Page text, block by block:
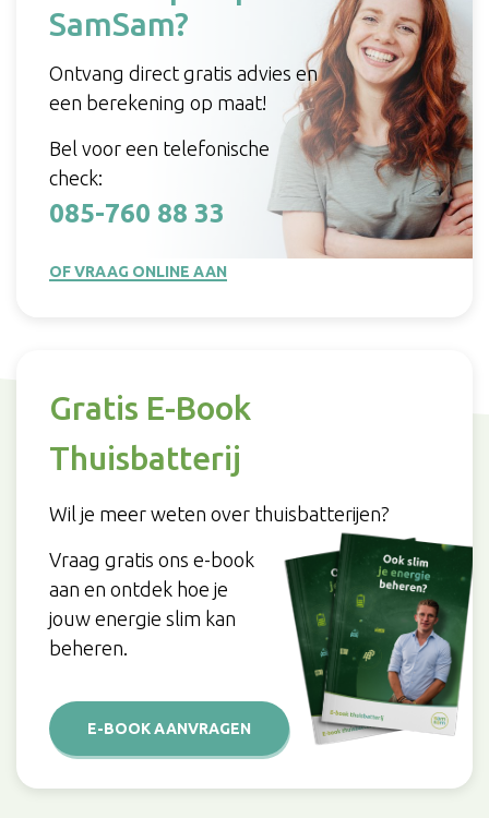
SamSam?
Ontvang direct gratis advies en
een berekening op maat!
Bel voor een telefonische
check:
085-760 88 33
OF VRAAG ONLINE AAN
Gratis E-Book
Thuisbatterij
Wil je meer weten over thuisbatterijen?
Vraag gratis ons e-book
aan en ontdek hoe je
jouw energie slim kan
beheren.
E-BOOK AANVRAGEN